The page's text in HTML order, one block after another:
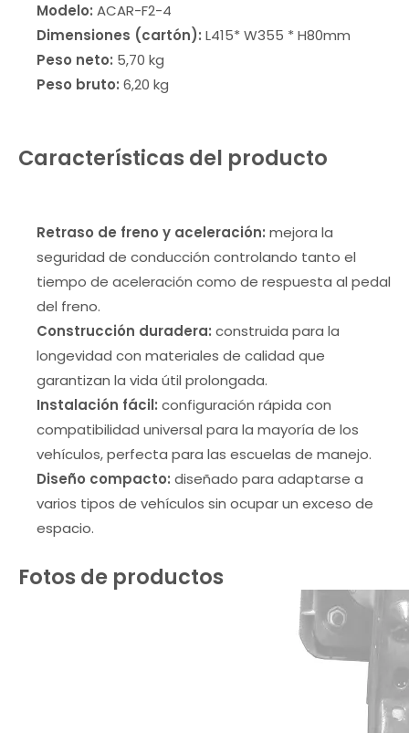
Modelo: ACAR-F2-4
Dimensiones (cartón): L415* W355 * H80mm
Peso neto: 5,70 kg
Peso bruto: 6,20 kg
Características del producto
Retraso de freno y aceleración: mejora la
seguridad de conducción controlando tanto el
tiempo de aceleración como de respuesta al pedal
del freno.
Construcción duradera: construida para la
longevidad con materiales de calidad que
garantizan la vida útil prolongada.
Instalación fácil: configuración rápida con
compatibilidad universal para la mayoría de los
vehículos, perfecta para las escuelas de manejo.
Diseño compacto: diseñado para adaptarse a
varios tipos de vehículos sin ocupar un exceso de
espacio.
Fotos de productos